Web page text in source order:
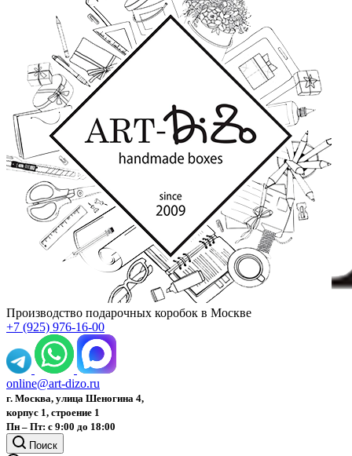
Производство подарочных коробок в Москве
+7 (925) 976-16-00
online@art-dizo.ru
г. Москва, улица Шеногина 4,
корпус 1, строение 1
Пн – Пт: с 9:00 до 18:00
Поиск